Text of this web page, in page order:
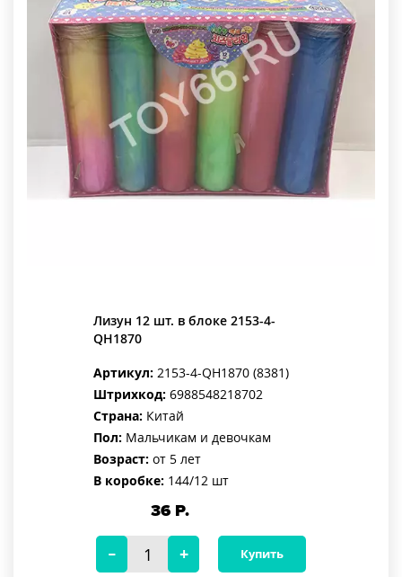
Лизун 12 шт. в блоке 2153-4-
QH1870
Артикул: 2153-4-QH1870 (8381)
Штрихкод: 6988548218702
Страна: Китай
Пол: Мальчикам и девочкам
Возраст: от 5 лет
В коробке: 144/12 шт
36Р.
Купить